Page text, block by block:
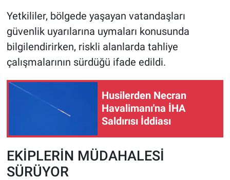
Yetkililer, bölgede yaşayan vatandaşları
güvenlik uyarılarına uymaları konusunda
bilgilendirirken, riskli alanlarda tahliye
çalışmalarının sürdüğü ifade edildi.
Husilerden Necran
Havalimanı'na İHA
Saldırısı İddiası
EKİPLERİN MÜDAHALESİ
SÜRÜYOR